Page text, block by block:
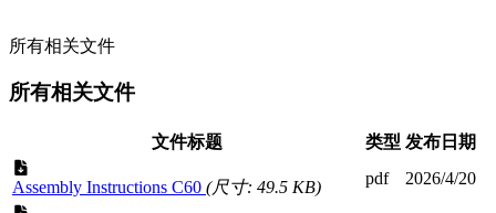
所有相关文件
所有相关文件
文件标题 类型 发布日期
Assembly Instructions C60 (尺寸: 49.5 KB) pdf 2026/4/20